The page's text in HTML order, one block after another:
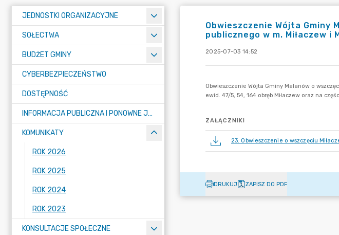
JEDNOSTKI ORGANIZACYJNE
SOŁECTWA
BUDŻET GMINY
CYBERBEZPIECZEŃSTWO
DOSTĘPNOŚĆ
INFORMACJA PUBLICZNA I PONOWNE JEJ WYKORZYSTYWANIE
KOMUNIKATY
ROK 2026
ROK 2025
ROK 2024
ROK 2023
KONSULTACJE SPOŁECZNE
Obwieszczenie Wójta Gminy
publicznego w m. Miłaczew i
2025-07-03 14:52
ZAŁĄCZNIKI
23. Obwieszczenie o wszczęciu
DRUKUJ ZAPISZ DO PDF